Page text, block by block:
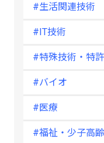
#生活関連技術
#IT技術
#特殊技術・特許
#バイオ
#医療
#福祉・少子高